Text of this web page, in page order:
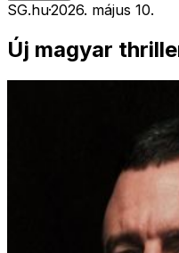
SG.hu·2026. május 10.
Új magyar